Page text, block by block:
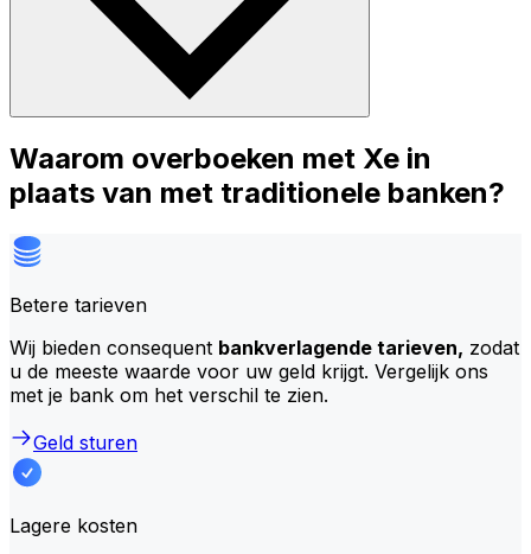
Waarom overboeken met Xe in
plaats van met traditionele banken?
Betere tarieven
Wij bieden consequent bankverlagende tarieven, zodat
u de meeste waarde voor uw geld krijgt. Vergelijk ons
met je bank om het verschil te zien.
Geld sturen
Lagere kosten